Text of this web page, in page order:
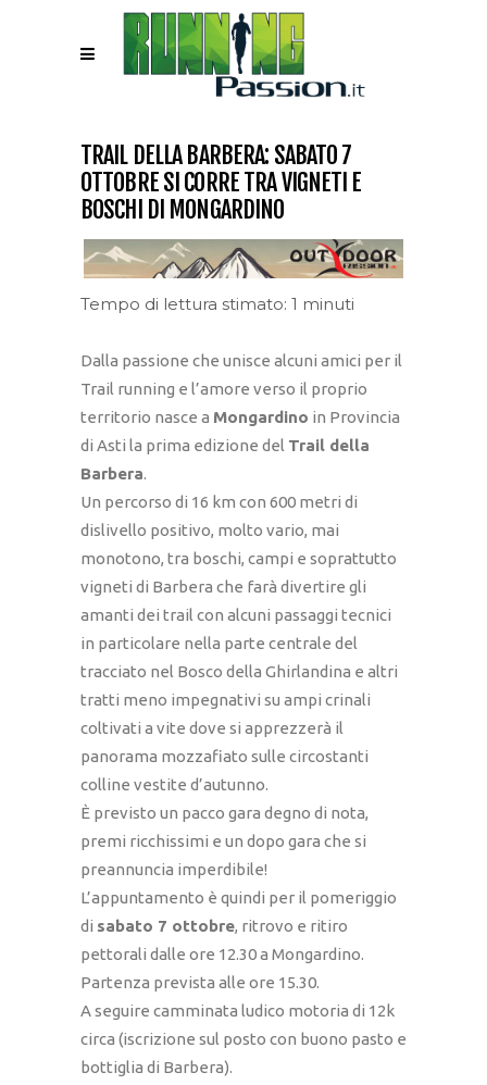
TRAIL DELLA BARBERA: SABATO 7
OTTOBRE SI CORRE TRA VIGNETI E
BOSCHI DI MONGARDINO
Tempo di lettura stimato: 1 minuti
Dalla passione che unisce alcuni amici per il
Trail running e l’amore verso il proprio
territorio nasce a Mongardino in Provincia
di Asti la prima edizione del Trail della
Barbera.
Un percorso di 16 km con 600 metri di
dislivello positivo, molto vario, mai
monotono, tra boschi, campi e soprattutto
vigneti di Barbera che farà divertire gli
amanti dei trail con alcuni passaggi tecnici
in particolare nella parte centrale del
tracciato nel Bosco della Ghirlandina e altri
tratti meno impegnativi su ampi crinali
coltivati a vite dove si apprezzerà il
panorama mozzafiato sulle circostanti
colline vestite d’autunno.
È previsto un pacco gara degno di nota,
premi ricchissimi e un dopo gara che si
preannuncia imperdibile!
L’appuntamento è quindi per il pomeriggio
di sabato 7 ottobre, ritrovo e ritiro
pettorali dalle ore 12.30 a Mongardino.
Partenza prevista alle ore 15.30.
A seguire camminata ludico motoria di 12k
circa (iscrizione sul posto con buono pasto e
bottiglia di Barbera).